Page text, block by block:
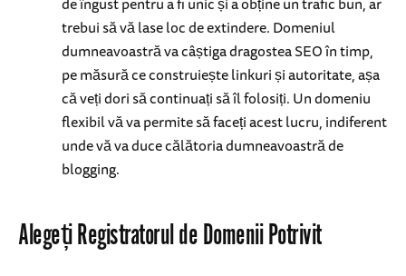
trebui să vă lase loc de extindere. Domeniul
dumneavoastră va câștiga dragostea SEO în timp,
pe măsură ce construiește linkuri și autoritate, așa
că veți dori să continuați să îl folosiți. Un domeniu
flexibil vă va permite să faceți acest lucru, indiferent
unde vă va duce călătoria dumneavoastră de
blogging.
Alegeți Registratorul de Domenii Potrivit